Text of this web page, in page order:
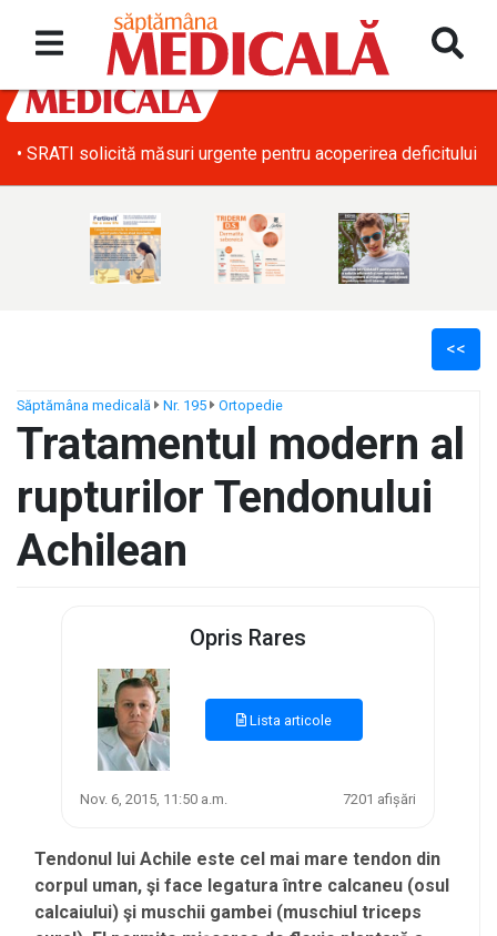
• SRATI solicită măsuri urgente pentru acoperirea deficitului
<<
Săptămâna medicală Nr. 195 Ortopedie
Tratamentul modern al
rupturilor Tendonului
Achilean
Opris Rares
Lista articole
Nov. 6, 2015, 11:50 a.m. 7201 afișări
Tendonul lui Achile este cel mai mare tendon din
corpul uman, şi face legatura între calcaneu (osul
calcaiului) şi muschii gambei (muschiul triceps